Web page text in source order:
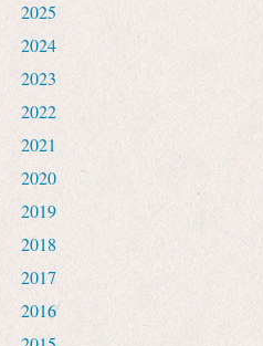
2025
2024
2023
2022
2021
2020
2019
2018
2017
2016